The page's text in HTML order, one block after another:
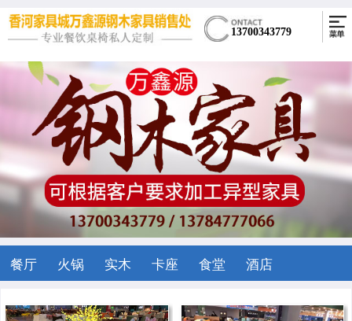
13700343779
餐厅 火锅 实木 卡座 食堂 酒店